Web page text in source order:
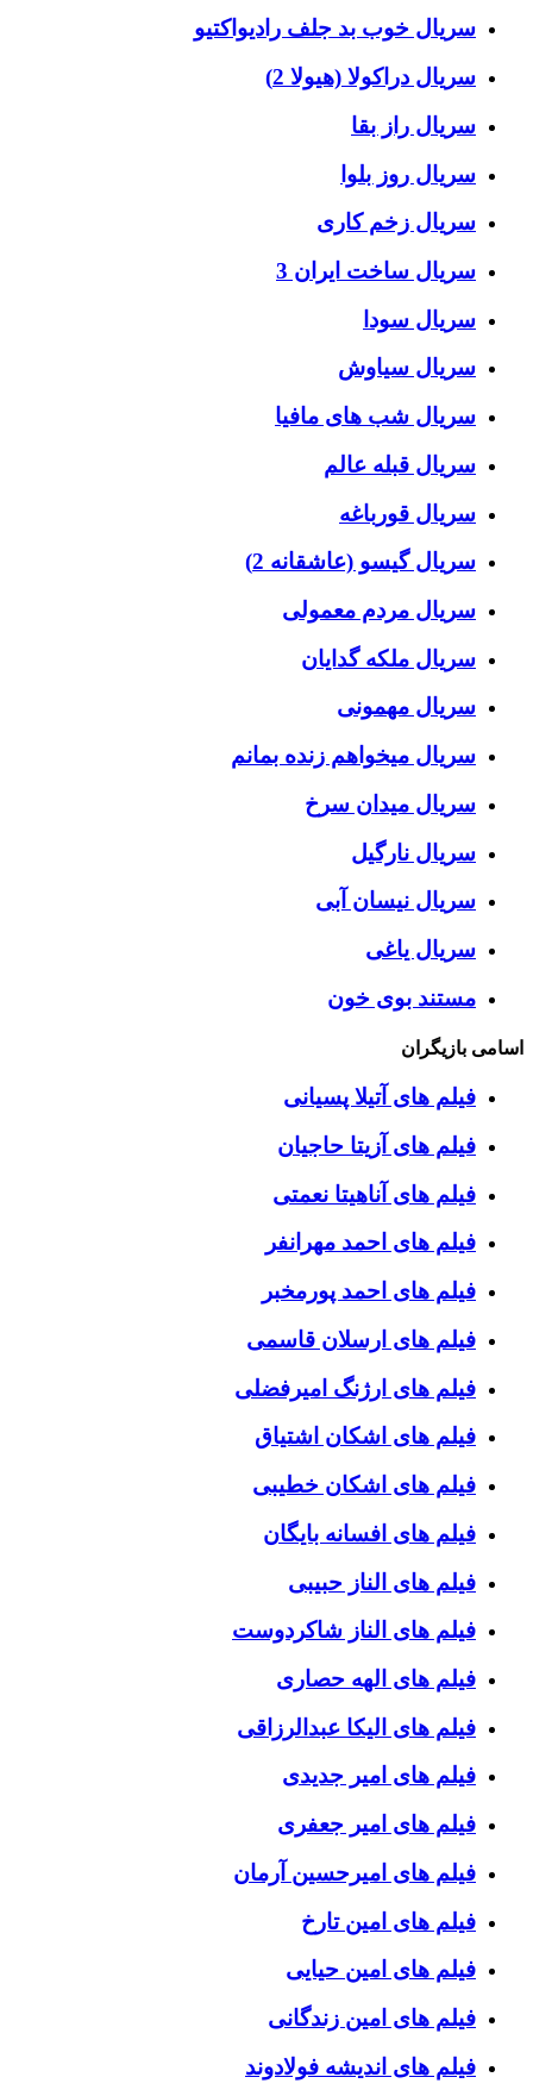
سریال خوب بد جلف رادیواکتیو
سریال دراکولا (هیولا 2)
سریال راز بقا
سریال روز بلوا
سریال زخم کاری
سریال ساخت ایران 3
سریال سودا
سریال سیاوش
سریال شب های مافیا
سریال قبله عالم
سریال قورباغه
سریال گیسو (عاشقانه 2)
سریال مردم معمولی
سریال ملکه گدایان
سریال مهمونی
سریال میخواهم زنده بمانم
سریال میدان سرخ
سریال نارگیل
سریال نیسان آبی
سریال یاغی
مستند بوی خون
اسامی بازیگران
فیلم های آتیلا پسیانی
فیلم های آزیتا حاجیان
فیلم های آناهیتا نعمتی
فیلم های احمد مهرانفر
فیلم های احمد پورمخبر
فیلم های ارسلان قاسمی
فیلم های ارژنگ امیرفضلی
فیلم های اشکان اشتیاق
فیلم های اشکان خطیبی
فیلم های افسانه بایگان
فیلم های الناز حبیبی
فیلم های الناز شاکردوست
فیلم های الهه حصاری
فیلم های الیکا عبدالرزاقی
فیلم های امیر جدیدی
فیلم های امیر جعفری
فیلم های امیرحسین آرمان
فیلم های امین تارخ
فیلم های امین حیایی
فیلم های امین زندگانی
فیلم های اندیشه فولادوند